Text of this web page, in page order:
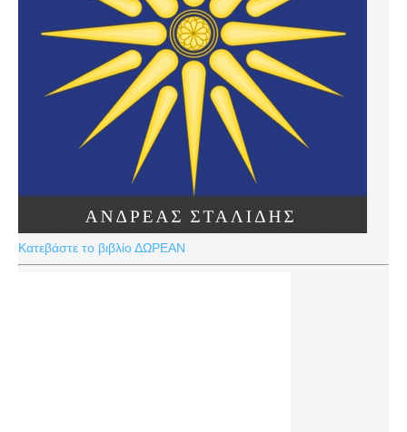
Κατεβάστε το βιβλίο ΔΩΡΕΑΝ